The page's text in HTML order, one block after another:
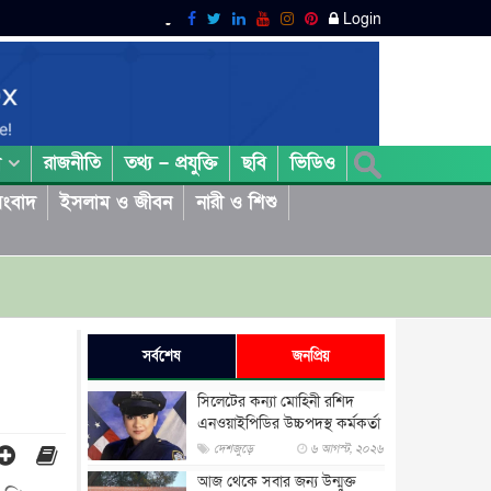
Login
রাজনীতি তথ্য – প্রযুক্তি ছবি
ভিডিও
ইসলাম ও জীবন
নারী ও শিশু
সর্বশেষ জনপ্রিয়
সিলেটের কন্যা মোহিনী রশিদ
এনওয়াইপিডির উচ্চপদস্থ কর্মকর্তা
দেশজুড়ে ৬ আগস্ট, ২০২৬
আজ থেকে সবার জন্য উন্মুক্ত